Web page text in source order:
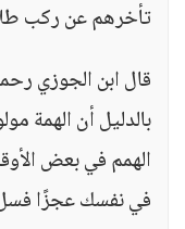
تأخرهم عن ركب
قال ابن الجوزي
بالدليل أن الهمة
الهمم في بعض
في نفسك عجزًا فسل